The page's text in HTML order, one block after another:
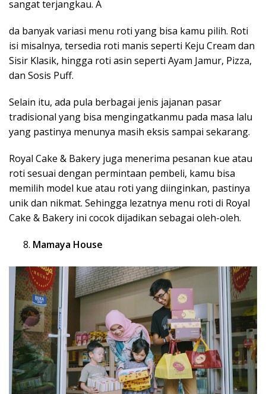
sangat terjangkau. A
da banyak variasi menu roti yang bisa kamu pilih. Roti
isi misalnya, tersedia roti manis seperti Keju Cream dan
Sisir Klasik, hingga roti asin seperti Ayam Jamur, Pizza,
dan Sosis Puff.
Selain itu, ada pula berbagai jenis jajanan pasar
tradisional yang bisa mengingatkanmu pada masa lalu
yang pastinya menunya masih eksis sampai sekarang.
Royal Cake & Bakery juga menerima pesanan kue atau
roti sesuai dengan permintaan pembeli, kamu bisa
memilih model kue atau roti yang diinginkan, pastinya
unik dan nikmat. Sehingga lezatnya menu roti di Royal
Cake & Bakery ini cocok dijadikan sebagai oleh-oleh.
Mamaya House